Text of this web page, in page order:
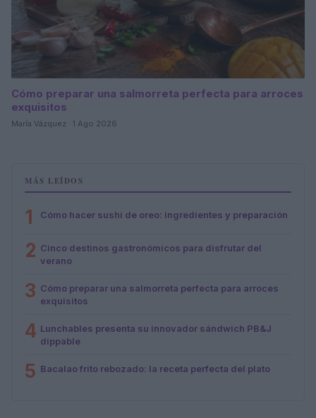
Cómo preparar una salmorreta perfecta para arroces
exquisitos
María Vázquez · 1 Ago 2026
MÁS LEÍDOS
1 Cómo hacer sushi de oreo: ingredientes y preparación
2 Cinco destinos gastronómicos para disfrutar del
verano
3 Cómo preparar una salmorreta perfecta para arroces
exquisitos
4 Lunchables presenta su innovador sándwich PB&J
dippable
5 Bacalao frito rebozado: la receta perfecta del plato